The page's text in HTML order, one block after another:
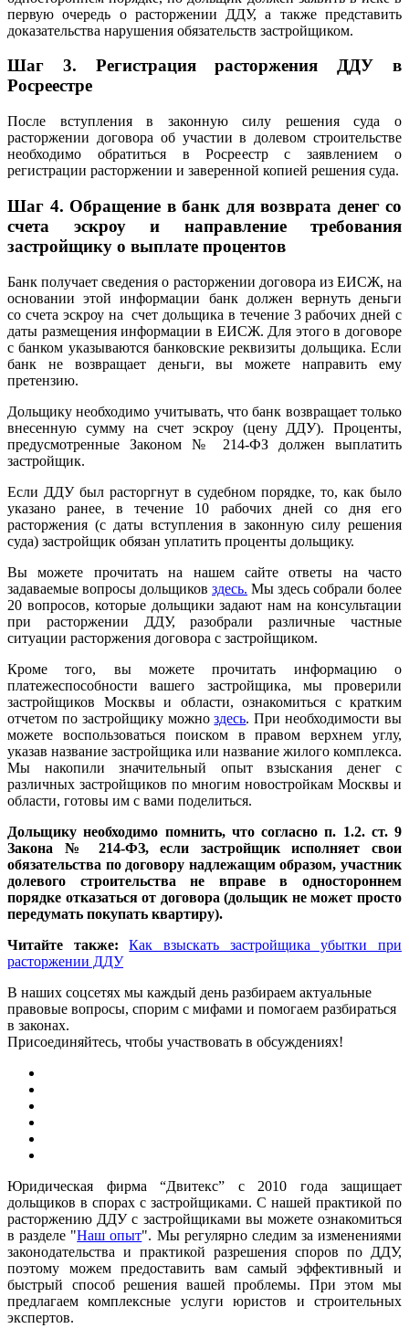
первую очередь о расторжении ДДУ, а также представить
доказательства нарушения обязательств застройщиком.
Шаг 3. Регистрация расторжения ДДУ в
Росреестре
После вступления в законную силу решения суда о
расторжении договора об участии в долевом строительстве
необходимо обратиться в Росреестр с заявлением о
регистрации расторжении и заверенной копией решения суда.
Шаг 4. Обращение в банк для возврата денег со
счета эскроу и направление требования
застройщику о выплате процентов
Банк получает сведения о расторжении договора из ЕИСЖ, на
основании этой информации банк должен вернуть деньги
со счета эскроу на счет дольщика в течение 3 рабочих дней с
даты размещения информации в ЕИСЖ. Для этого в договоре
с банком указываются банковские реквизиты дольщика. Если
банк не возвращает деньги, вы можете направить ему
претензию.
Дольщику необходимо учитывать, что банк возвращает только
внесенную сумму на счет эскроу (цену ДДУ). Проценты,
предусмотренные Законом № 214-ФЗ должен выплатить
застройщик.
Если ДДУ был расторгнут в судебном порядке, то, как было
указано ранее, в течение 10 рабочих дней со дня его
расторжения (с даты вступления в законную силу решения
суда) застройщик обязан уплатить проценты дольщику.
Вы можете прочитать на нашем сайте ответы на часто
задаваемые вопросы дольщиков здесь. Мы здесь собрали более
20 вопросов, которые дольщики задают нам на консультации
при расторжении ДДУ, разобрали различные частные
ситуации расторжения договора с застройщиком.
Кроме того, вы можете прочитать информацию о
платежеспособности вашего застройщика, мы проверили
застройщиков Москвы и области, ознакомиться с кратким
отчетом по застройщику можноздесь. При необходимости вы
можете воспользоваться поиском в правом верхнем углу,
указав название застройщика или название жилого комплекса.
Мы накопили значительный опыт взыскания денег с
различных застройщиков по многим новостройкам Москвы и
области, готовы им с вами поделиться.
Дольщику необходимо помнить, что согласно п. 1.2. ст. 9
Закона № 214-ФЗ, если застройщик исполняет свои
обязательства по договору надлежащим образом, участник
долевого строительства не вправе
в одностороннем
порядке отказаться от договора (дольщик не может просто
передумать покупать квартиру).
Читайте также:
Как взыскать застройщика убытки при
расторжении ДДУ
В наших соцсетях мы каждый день разбираем актуальные
правовые вопросы, спорим с мифами и помогаем разбираться
в законах.
Присоединяйтесь, чтобы участвовать в обсуждениях!
Юридическая фирма “Двитекс” с 2010 года защищает
дольщиков в спорах с застройщиками. С нашей практикой по
расторжению ДДУ с застройщиками вы можете ознакомиться
в разделе "Наш опыт". Мы регулярно следим за изменениями
законодательства и практикой разрешения споров по ДДУ,
поэтому можем предоставить вам самый эффективный и
быстрый способ решения вашей проблемы. При этом мы
предлагаем комплексные услуги юристов и строительных
экспертов.